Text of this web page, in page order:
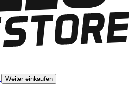
Weiter einkaufen